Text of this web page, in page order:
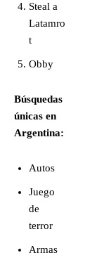
Steal a
Latamro
t
Obby
Búsquedas
únicas en
Argentina:
Autos
Juego
de
terror
Armas